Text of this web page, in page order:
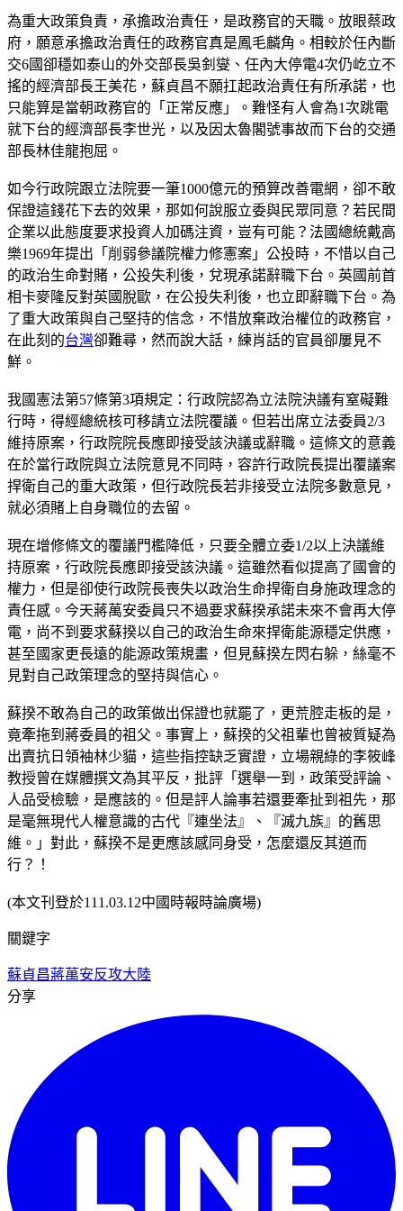
為重大政策負責，承擔政治責任，是政務官的天職。放眼蔡政
府，願意承擔政治責任的政務官真是鳳毛麟角。相較於任內斷
交6國卻穩如泰山的外交部長吳釗燮、任內大停電4次仍屹立不
搖的經濟部長王美花，蘇貞昌不願扛起政治責任有所承諾，也
只能算是當朝政務官的「正常反應」。難怪有人會為1次跳電
就下台的經濟部長李世光，以及因太魯閣號事故而下台的交通
部長林佳龍抱屈。
如今行政院跟立法院要一筆1000億元的預算改善電網，卻不敢
保證這錢花下去的效果，那如何說服立委與民眾同意？若民間
企業以此態度要求投資人加碼注資，豈有可能？法國總統戴高
樂1969年提出「削弱參議院權力修憲案」公投時，不惜以自己
的政治生命對賭，公投失利後，兌現承諾辭職下台。英國前首
相卡麥隆反對英國脫歐，在公投失利後，也立即辭職下台。為
了重大政策與自己堅持的信念，不惜放棄政治權位的政務官，
在此刻的台灣卻難尋，然而說大話，練肖話的官員卻屢見不
鮮。
我國憲法第57條第3項規定：行政院認為立法院決議有窒礙難
行時，得經總統核可移請立法院覆議。但若出席立法委員2/3
維持原案，行政院院長應即接受該決議或辭職。這條文的意義
在於當行政院與立法院意見不同時，容許行政院長提出覆議案
捍衛自己的重大政策，但行政院長若非接受立法院多數意見，
就必須賭上自身職位的去留。
現在增修條文的覆議門檻降低，只要全體立委1/2以上決議維
持原案，行政院長應即接受該決議。這雖然看似提高了國會的
權力，但是卻使行政院長喪失以政治生命捍衛自身施政理念的
責任感。今天蔣萬安委員只不過要求蘇揆承諾未來不會再大停
電，尚不到要求蘇揆以自己的政治生命來捍衛能源穩定供應，
甚至國家更長遠的能源政策規畫，但見蘇揆左閃右躲，絲毫不
見對自己政策理念的堅持與信心。
蘇揆不敢為自己的政策做出保證也就罷了，更荒腔走板的是，
竟牽拖到蔣委員的祖父。事實上，蘇揆的父祖輩也曾被質疑為
出賣抗日領袖林少貓，這些指控缺乏實證，立場親綠的李筱峰
教授曾在媒體撰文為其平反，批評「選舉一到，政策受評論、
人品受檢驗，是應該的。但是評人論事若還要牽扯到祖先，那
是毫無現代人權意識的古代『連坐法』、『滅九族』的舊思
維。」對此，蘇揆不是更應該感同身受，怎麼還反其道而
行？！
(本文刊登於111.03.12中國時報時論廣場)
關鍵字
蘇貞昌蔣萬安反攻大陸
分享